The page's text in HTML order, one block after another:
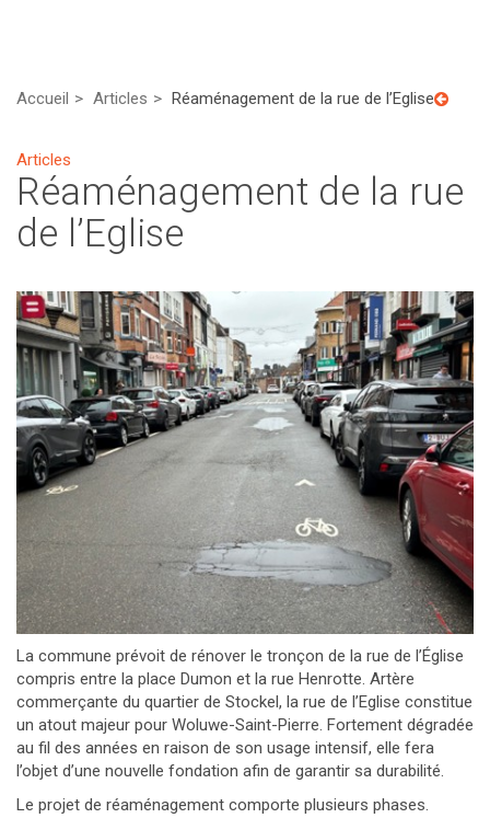
Accueil Articles Réaménagement de la rue de l’Eglise
Articles
Réaménagement de la rue
de l’Eglise
La commune prévoit de rénover le tronçon de la rue de l’Église
compris entre la place Dumon et la rue Henrotte. Artère
commerçante du quartier de Stockel, la rue de l’Eglise constitue
un atout majeur pour Woluwe-Saint-Pierre. Fortement dégradée
au fil des années en raison de son usage intensif, elle fera
l’objet d’une nouvelle fondation afin de garantir sa durabilité.
Le projet de réaménagement comporte plusieurs phases.